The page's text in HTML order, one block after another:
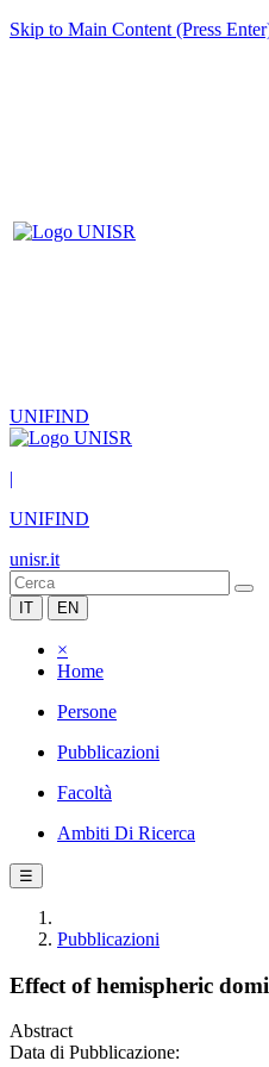
Skip to Main Content (Press
UNIFIND
|
UNIFIND
unisr.it
IT EN
×
Home
Persone
Pubblicazioni
Facoltà
Ambiti Di Ricerca
☰
Pubblicazioni
Effect of hemispheric
Abstract
Data di Pubblicazione: